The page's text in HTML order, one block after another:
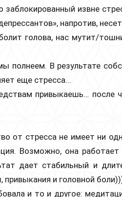
извне
напротив,
голова, нас мутит/
полнеем. В результате
еще стресса...
привыкаешь… после
от стресса не имеет ни
Возможно, она
дает стабильный и
привыкания и головной
и то и другое: